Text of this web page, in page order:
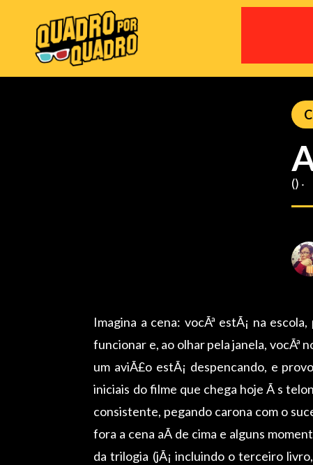
() ‧
Imagina a cena: vocÃª estÃ¡ na
funcionar e, ao olhar pela janela, vocÃª
um aviÃ£o estÃ¡ despencando, e
iniciais do filme que chega hoje Ã s
consistente, pegando carona com o
fora a cena aÃ­ de cima e alguns
da trilogia (jÃ¡ incluindo o terceiro